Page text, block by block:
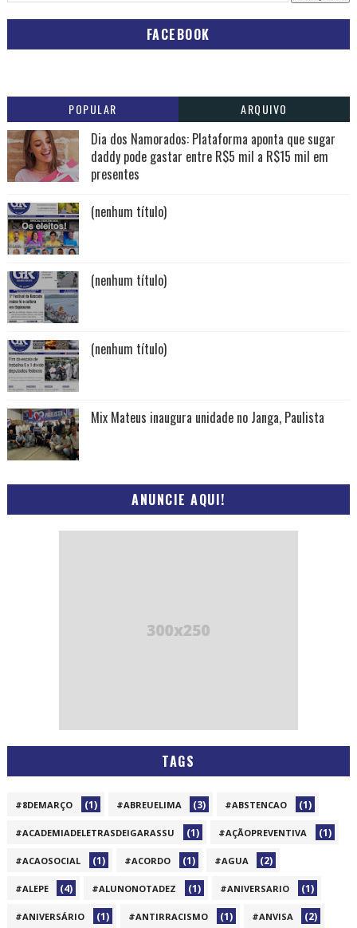
FACEBOOK
POPULAR ARQUIVO
Dia dos Namorados: Plataforma aponta que sugar
daddy pode gastar entre R$5 mil a R$15 mil em
presentes
(nenhum título)
(nenhum título)
(nenhum título)
Mix Mateus inaugura unidade no Janga, Paulista
ANUNCIE AQUI!
TAGS
#8DEMARÇO (1) #ABREUELIMA (3) #ABSTENCAO (1)
#ACADEMIADELETRASDEIGARASSU (1) #AÇÃOPREVENTIVA (1)
#ACAOSOCIAL (1) #ACORDO (1) #AGUA (2)
#ALEPE (4) #ALUNONOTADEZ (1) #ANIVERSARIO (1)
#ANIVERSÁRIO (1) #ANTIRRACISMO (1) #ANVISA (2)